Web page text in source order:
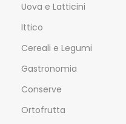
Uova e Latticini
Ittico
Cereali e Legumi
Gastronomia
Conserve
Ortofrutta